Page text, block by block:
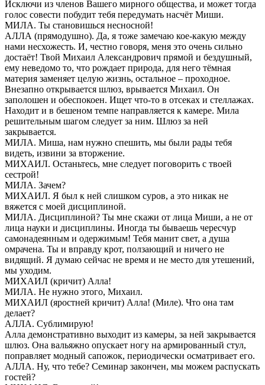
Исключи из членов Вашего мирного общества, и может тогда
голос совести побудит тебя передумать насчёт Миши.
МИЛА. Ты становишься несносной!
АЛЛА (прямодушно). Да, я тоже замечаю кое-какую между
нами несхожесть. И, честно говоря, меня это очень сильно
достаёт! Твой Михаил Александрович прямой и бездушный,
ему неведомо то, что рождает природа, для него тёмная
материя заменяет целую жизнь, остальное – проходное.
Внезапно открывается шлюз, врывается Михаил. Он
заполошен и обеспокоен. Ищет что-то в отсеках и стеллажах.
Находит и в бешеном темпе направляется к камере. Мила
решительным шагом следует за ним. Шлюз за ней
закрывается.
МИЛА. Миша, нам нужно спешить, мы были рады тебя
видеть, извини за вторжение.
МИХАИЛ. Останьтесь, мне следует поговорить с твоей
сестрой!
МИЛА. Зачем?
МИХАИЛ. Я был к ней слишком суров, а это никак не
вяжется с моей дисциплиной.
МИЛА. Дисциплиной? Ты мне скажи от лица Миши, а не от
лица науки и дисциплины. Иногда ты бываешь чересчур
самонадеянным и одержимым! Тебя манит свет, а душа
омрачена. Ты и вправду крот, ползающий и ничего не
видящий. Я думаю сейчас не время и не место для утешений,
мы уходим.
МИХАИЛ (кричит) Алла!
МИЛА. Не нужно этого, Михаил.
МИХАИЛ (яростней кричит) Алла! (Миле). Что она там
делает?
АЛЛА. Сублимирую!
Алла демонстративно выходит из камеры, за ней закрывается
шлюз. Она вальяжно опускает ногу на армированный стул,
поправляет модный сапожок, периодически осматривает его.
АЛЛА. Ну, что тебе? Семинар закончен, мы можем распускать
гостей?